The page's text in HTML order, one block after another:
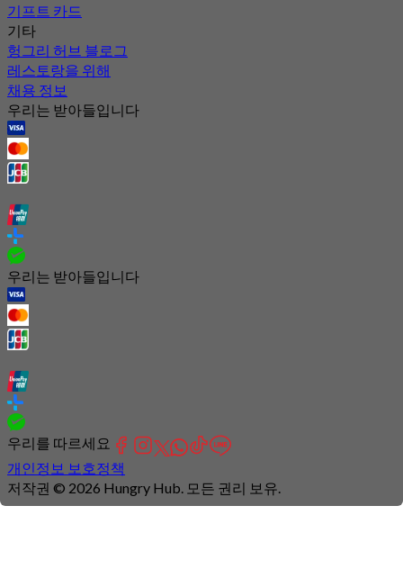
기프트 카드
기타
헝그리 허브 블로그
레스토랑을 위해
채용 정보
우리는 받아들입니다
우리는 받아들입니다
우리를 따르세요
개인정보 보호정책
저작권 © 2026 Hungry Hub. 모든 권리 보유.
Connection